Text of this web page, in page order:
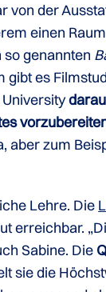
von der
einen
genannten
es
University
aber zum
Lehre. Die
erreichbar.
Sabine. Die
sie die